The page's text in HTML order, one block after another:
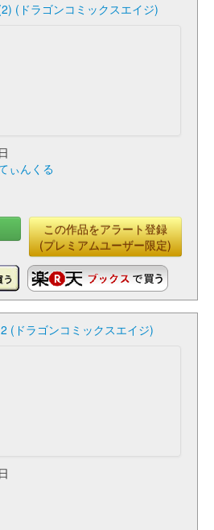
(ドラゴンコミックスエイジ)
ぃんくる
この作品をアラート登録
(プレミアムユーザー限定)
(ドラゴンコミックスエイジ)